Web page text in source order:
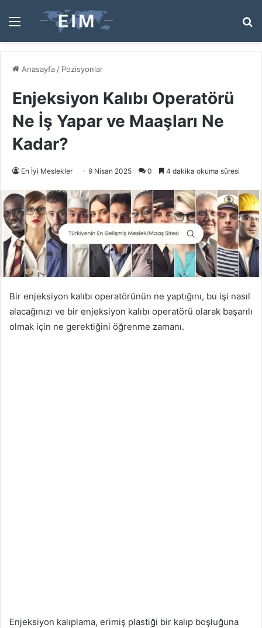
Menü
...
Anasayfa / Pozisyonlar
Enjeksiyon Kalıbı Operatörü
Ne İş Yapar ve Maaşları Ne
Kadar?
En İyi Meslekler 9 Nisan 2025 0 4 dakika okuma süresi
Bir enjeksiyon kalıbı operatörünün ne yaptığını, bu işi nasıl
alacağınızı ve bir enjeksiyon kalıbı operatörü olarak başarılı
olmak için ne gerektiğini öğrenme zamanı.
Enjeksiyon kalıplama, erimiş plastiği bir kalıp boşluğuna